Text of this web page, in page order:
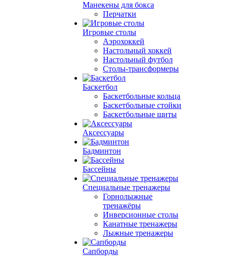
Манекены для бокса
Перчатки
Игровые столы
Аэрохоккей
Настольный хоккей
Настольный футбол
Столы-трансформеры
Баскетбол
Баскетбольные кольца
Баскетбольные стойки
Баскетбольные щиты
Аксессуары
Бадминтон
Бассейны
Специальные тренажеры
Горнолыжные
тренажёры
Инверсионные столы
Канатные тренажеры
Лыжные тренажеры
Сапборды